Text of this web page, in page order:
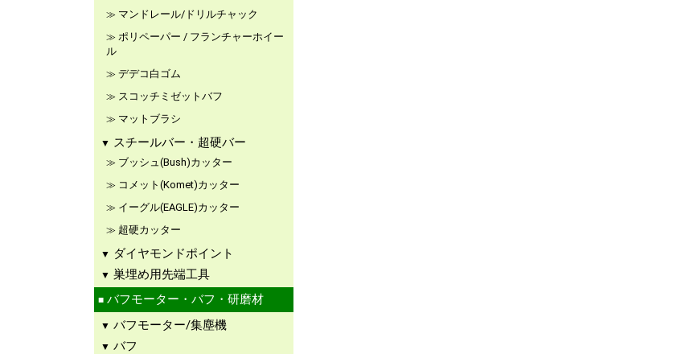
マンドレール/ドリルチャック
ポリペーパー / フランチャーホイー
ル
デデコ白ゴム
スコッチミゼットバフ
マットブラシ
スチールバー・超硬バー
ブッシュ(Bush)カッター
コメット(Komet)カッター
イーグル(EAGLE)カッター
超硬カッター
ダイヤモンドポイント
巣埋め用先端工具
バフモーター・バフ・研磨材
バフモーター/集塵機
バフ